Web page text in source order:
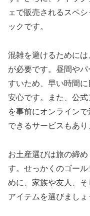
ェで販売されるスペ
ックです。
混雑を避けるために
が必要です。昼間や
すいため、早い時間
安心です。また、公
を事前にオンライン
できるサービスもあり
お土産選びは旅の締
す。せっかくのゴー
めに、家族や友人、
アイテムを選びましょ